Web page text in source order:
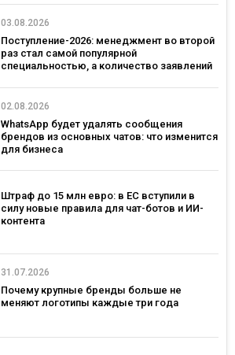
03.08.2026
Поступление-2026: менеджмент во второй
раз стал самой популярной
специальностью, а количество заявлений
02.08.2026
WhatsApp будет удалять сообщения
брендов из основных чатов: что изменится
для бизнеса
Штраф до 15 млн евро: в ЕС вступили в
силу новые правила для чат-ботов и ИИ-
контента
31.07.2026
Почему крупные бренды больше не
меняют логотипы каждые три года